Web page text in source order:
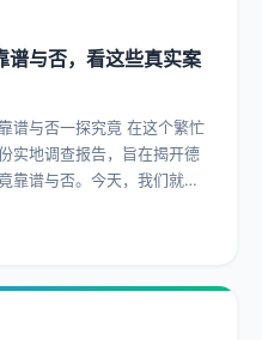
谱与否，看这些真实案
一探究竟 在这个繁忙
实地调查报告，旨在揭开德
靠谱与否。今天，我们就通